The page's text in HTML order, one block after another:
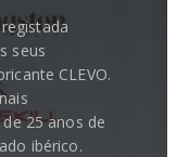
seus
CLEVO.
25 anos de
ibérico.